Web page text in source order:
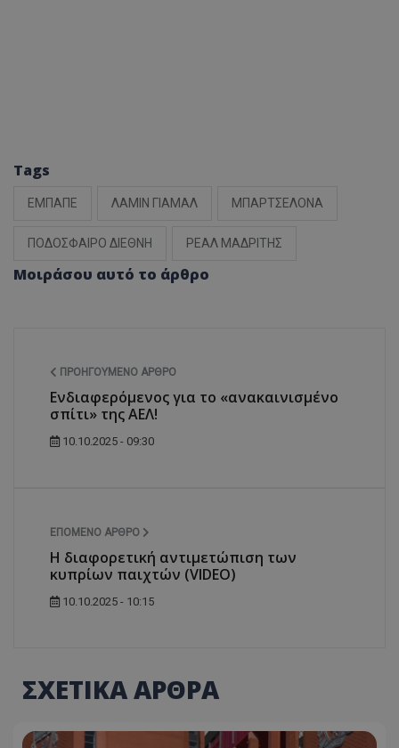
Tags
ΕΜΠΑΠΕ ΛΑΜΙΝ ΓΙΑΜΑΛ ΜΠΑΡΤΣΕΛΟΝΑ
ΠΟΔΟΣΦΑΙΡΟ ΔΙΕΘΝΗ ΡΕΑΛ ΜΑΔΡΙΤΗΣ
Μοιράσου αυτό το άρθρο
ΠΡΟΗΓΟΎΜΕΝΟ ΆΡΘΡΟ
Ενδιαφερόμενος για το «ανακαινισμένο
σπίτι» της ΑΕΛ!
10.10.2025 - 09:30
ΕΠΌΜΕΝΟ ΆΡΘΡΟ
Η διαφορετική αντιμετώπιση των
κυπρίων παιχτών (VIDEO)
10.10.2025 - 10:15
ΣΧΕΤΙΚΑ ΑΡΘΡΑ